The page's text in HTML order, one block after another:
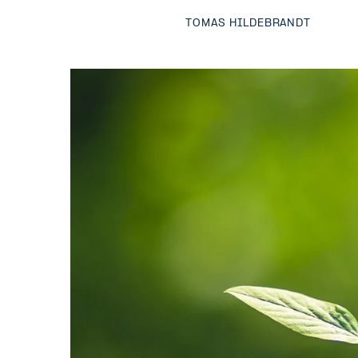
TOMAS HILDEBRANDT